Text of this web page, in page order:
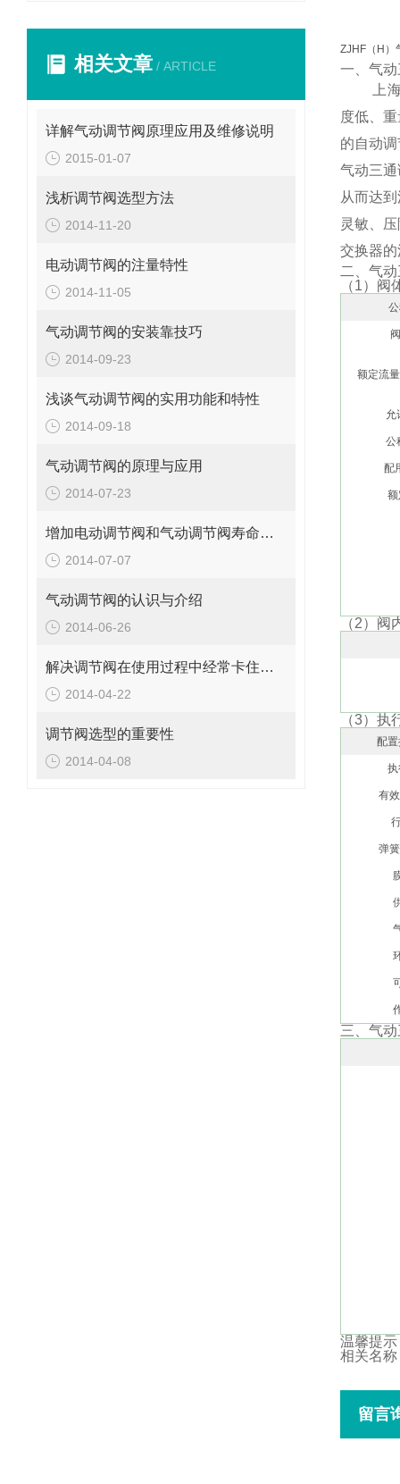
相关文章 / ARTICLE
详解气动调节阀原理应用及维修说明
2015-01-07
浅析调节阀选型方法
2014-11-20
电动调节阀的注量特性
2014-11-05
气动调节阀的安装靠技巧
2014-09-23
浅谈气动调节阀的实用功能和特性
2014-09-18
气动调节阀的原理与应用
2014-07-23
增加电动调节阀和气动调节阀寿命的方法
2014-07-07
气动调节阀的认识与介绍
2014-06-26
解决调节阀在使用过程中经常卡住或堵塞的几种的方法
2014-04-22
调节阀选型的重要性
2014-04-08
ZJHF（H）
一、气
上海禹
度低、
的自动
气动三
从而达
灵敏、
交换器
二、气
（1）阀
额定流
允
公
配
（2）阀
（3）执
配
执
有
弹
三、气
温馨提
相关名
留言